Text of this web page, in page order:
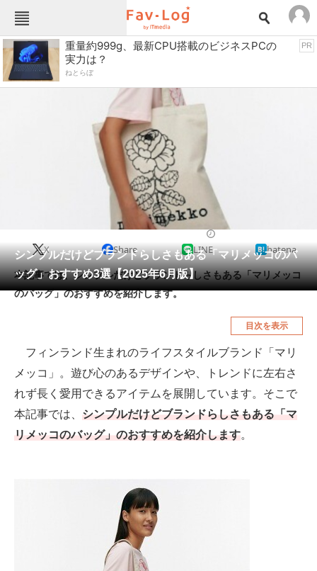
Fav-Logカテゴリー一覧
TOP
インテリア・収納 おもちゃ・ホビー
ゲーム
スイーツ・お菓子
スマホ・携帯電話
ファッション
ペット 家電
工具・DIY 本・DVD・CD
釣り具・釣り用品 食品・飲料・お酒
食器・グラス・カトラリー
スマホと通信の最新トレンド
重量約999g、最新CPU搭載のビジネスPCの
実力は？
ねとらぼ
PR
シンプルだけどブランドらしさもある「マリメッコのバ
ッグ」おすすめ3選【2025年6月版】
X Share LINE hatena
本記事では、シンプルだけどブランドらしさもある「マリメッコ
のバッグ」のおすすめを紹介します。
目次を表示
フィンランド生まれのライフスタイルブランド「マリ
メッコ」。遊び心のあるデザインや、トレンドに左右さ
れず長く愛用できるアイテムを展開しています。そこで
本記事では、 シンプルだけどブランドらしさもある「マ
リメッコのバッグ」のおすすめを紹介します。